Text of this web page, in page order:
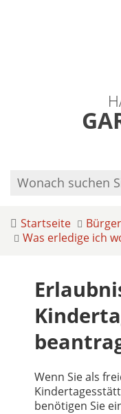
Startseite
Was erledige ich
Wenn Sie als
benötigen Sie